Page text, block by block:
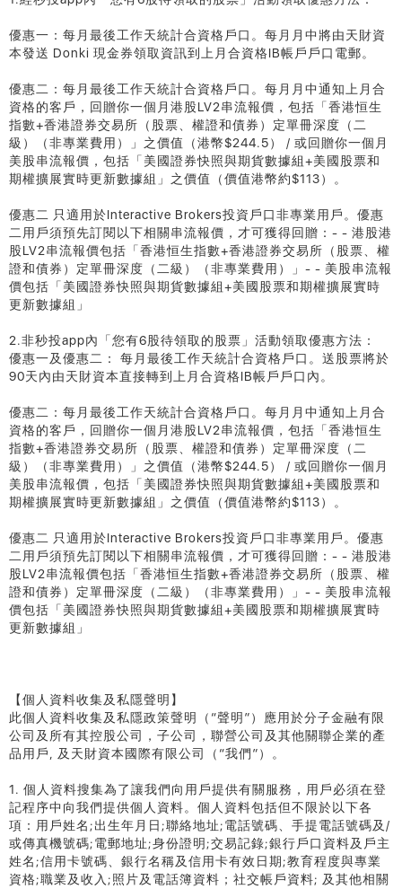
優惠一：每月最後工作天統計合資格戶口。每月月中將由天財資
本發送 Donki 現金券領取資訊到上月合資格IB帳戶戶口電郵。
優惠二：每月最後工作天統計合資格戶口。每月月中通知上月合
資格的客戶，回贈你一個月港股LV2串流報價，包括「香港恒生
指數+香港證券交易所（股票、權證和債券）定單冊深度（二
級）（非專業費用）」之價值（港幣$244.5） / 或回贈你一個月
美股串流報價，包括「美國證券快照與期貨數據組+美國股票和
期權擴展實時更新數據組」之價值（價值港幣約$113）。
優惠二 只適用於Interactive Brokers投資戶口非專業用戶。優惠
二用戶須預先訂閱以下相關串流報價，才可獲得回贈：- - 港股港
股LV2串流報價包括「香港恒生指數+香港證券交易所（股票、權
證和債券）定單冊深度（二級）（非專業費用）」- - 美股串流報
價包括「美國證券快照與期貨數據組+美國股票和期權擴展實時
更新數據組」
2.非秒投app內「您有6股待領取的股票」活動領取優惠方法：
優惠一及優惠二： 每月最後工作天統計合資格戶口。送股票將於
90天內由天財資本直接轉到上月合資格IB帳戶戶口內。
優惠二：每月最後工作天統計合資格戶口。每月月中通知上月合
資格的客戶，回贈你一個月港股LV2串流報價，包括「香港恒生
指數+香港證券交易所（股票、權證和債券）定單冊深度（二
級）（非專業費用）」之價值（港幣$244.5） / 或回贈你一個月
美股串流報價，包括「美國證券快照與期貨數據組+美國股票和
期權擴展實時更新數據組」之價值（價值港幣約$113）。
優惠二 只適用於Interactive Brokers投資戶口非專業用戶。優惠
二用戶須預先訂閱以下相關串流報價，才可獲得回贈：- - 港股港
股LV2串流報價包括「香港恒生指數+香港證券交易所（股票、權
證和債券）定單冊深度（二級）（非專業費用）」- - 美股串流報
價包括「美國證券快照與期貨數據組+美國股票和期權擴展實時
更新數據組」
【個人資料收集及私隱聲明】
此個人資料收集及私隱政策聲明（“聲明”）應用於分子金融有限
公司及所有其控股公司，子公司，聯營公司及其他關聯企業的產
品用戶, 及天財資本國際有限公司（“我們”）。
1. 個人資料搜集為了讓我們向用戶提供有關服務，用戶必須在登
記程序中向我們提供個人資料。個人資料包括但不限於以下各
項：用戶姓名;出生年月日;聯絡地址;電話號碼、手提電話號碼及/
或傳真機號碼;電郵地址;身份證明;交易記錄;銀行戶口資料及戶主
姓名;信用卡號碼、銀行名稱及信用卡有效日期;教育程度與專業
資格;職業及收入;照片及電話簿資料；社交帳戶資料; 及其他相關